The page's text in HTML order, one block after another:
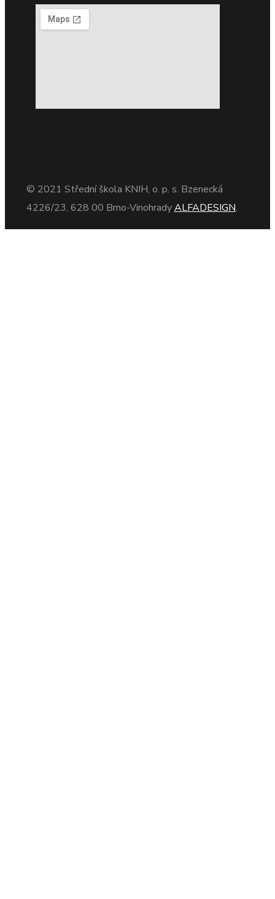
© 2021 Střední škola KNIH, o. p. s. Bzenecká
4226/23, 628 00 Brno-VinohradyALFADESIGN.